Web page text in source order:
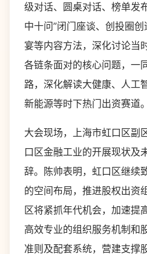
级对话、圆桌对话、榜单发
中十问”闭门座谈、创投圈
宴等内容方法，深化讨论当
各链条面对的核心问题，一
路，深化解读大健康、人工
新能源等时下热门出资赛道。
大会现场，上海市虹口区副
口区金融工业的开展现状及
辞。陈帅表明，虹口区继续
的空间布局，推进股权出资
区将紧抓年代机会，加速提
高效专业的组织服务机制和
准则及配套系统，营建支撑